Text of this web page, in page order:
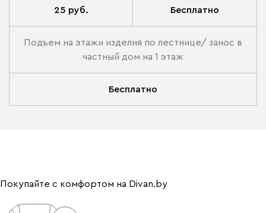
25 руб. Бесплатно
Подъем на этажи изделия по лестнице/ занос в
частный дом на 1 этаж
Бесплатно
Покупайте с комфортом на Divan.by